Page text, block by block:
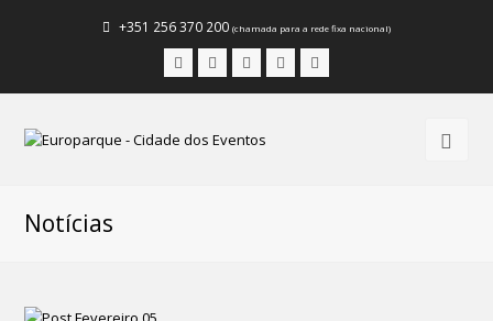
+351 256 370 200 (chamada para a rede fixa nacional)
FacebookInstagram
LinkedInYoutube
Notícias